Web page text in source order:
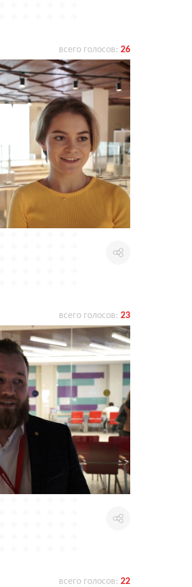
всего голосов:26
всего голосов:23
всего голосов:22